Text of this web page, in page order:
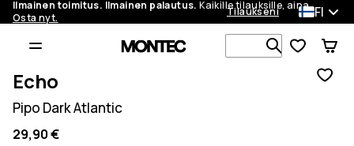
Ilmainen toimitus. Ilmainen palautus. Kaikille tilauksille, aina.
Osta nyt.
Tilaukseni FI
Etsi 1 000+
Echo
Pipo Dark Atlantic
29,90 €